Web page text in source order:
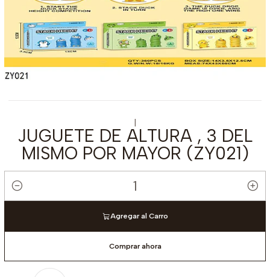
|
JUGUETE DE ALTURA , 3 DEL
MISMO POR MAYOR (ZY021)
Cantidad
Agregar al Carro
Comprar ahora